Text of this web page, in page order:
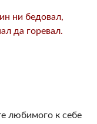
ни бедовал,
да горевал.
любимого к себе